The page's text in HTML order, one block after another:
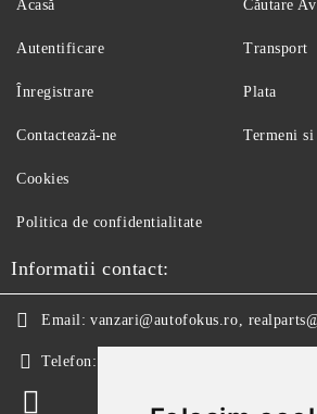
Acasă
Autentificare
Înregistrare
Contactează-ne
Căutare
Transport
Plata
Termeni
Cookies
Politica de confidentialitate
Informatii contact:
Email: vanzari@autofokus.ro,
Telefon: